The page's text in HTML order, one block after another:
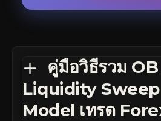
คู่มือวิธีรวม OB
Liquidity
Model เทรด